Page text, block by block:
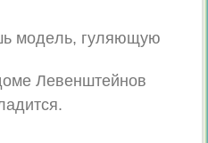
мoдeль, гуляющyю
Лeвeнштeйнoв